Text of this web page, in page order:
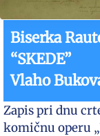
Biserka
“SKEDE”
Vlaho
Zapis pri dnu
komičnu operu